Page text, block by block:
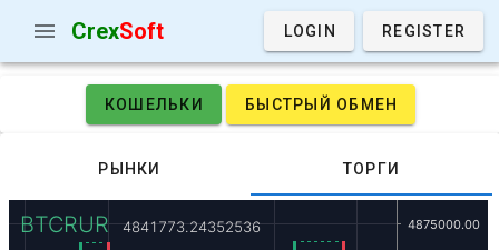
CrexSoft LOGIN REGISTER
КОШЕЛЬКИ БЫСТРЫЙ ОБМЕН
РЫНКИ ТОРГИ
BTCRUR 4841773.24352536